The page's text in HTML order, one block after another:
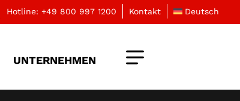
Hotline: +49 800 997 1200 Kontakt Deutsch
UNTERNEHMEN